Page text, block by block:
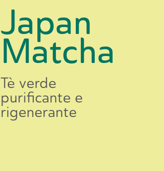
Japan
Matcha
Tè verde
purificante e
rigenerante